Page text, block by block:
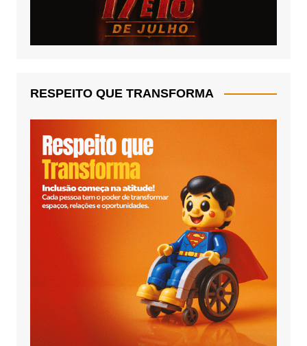
RESPEITO QUE TRANSFORMA